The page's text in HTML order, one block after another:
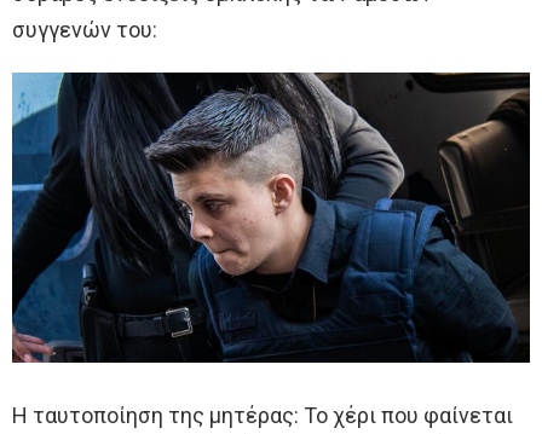
συγγενών του:
Η ταυτοποίηση της μητέρας: Το χέρι που φαίνεται